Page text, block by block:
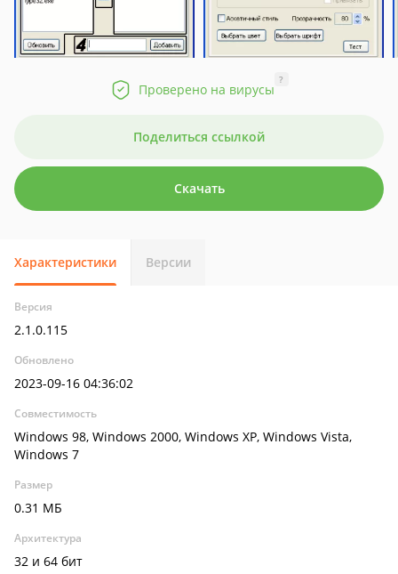
Проверено на вирусы
?
Поделиться ссылкой
Скачать
Характеристики Версии
Версия
2.1.0.115
Обновлено
2023-09-16 04:36:02
Совместимость
Windows 98, Windows 2000, Windows XP, Windows Vista,
Windows 7
Размер
0.31 МБ
Архитектура
32 и 64 бит